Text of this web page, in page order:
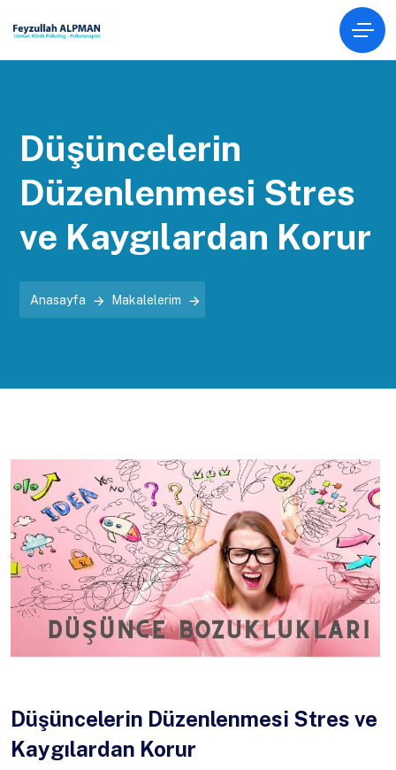
Düşüncelerin
Düzenlenmesi Stres
ve Kaygılardan Korur
Anasayfa Makalelerim
Düşüncelerin Düzenlenmesi Stres ve
Kaygılardan Korur